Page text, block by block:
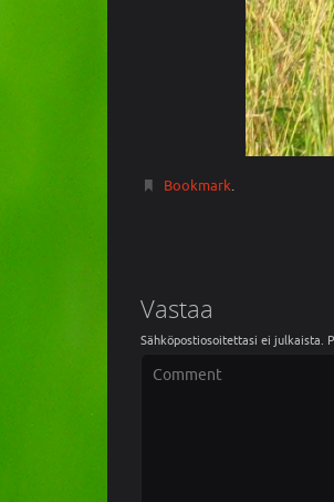
Bookmark.
Vastaa
Sähköpostiosoitettasi ei julkaista.